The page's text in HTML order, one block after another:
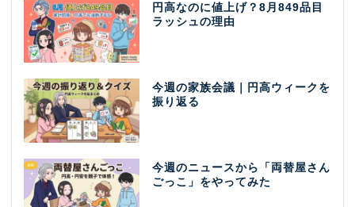
円高なのに値上げ？8月849品目
ラッシュの理由
今週の家族会議｜円高ウィークを
振り返る
今週のニュースから「両替屋さん
ごっこ」をやってみた